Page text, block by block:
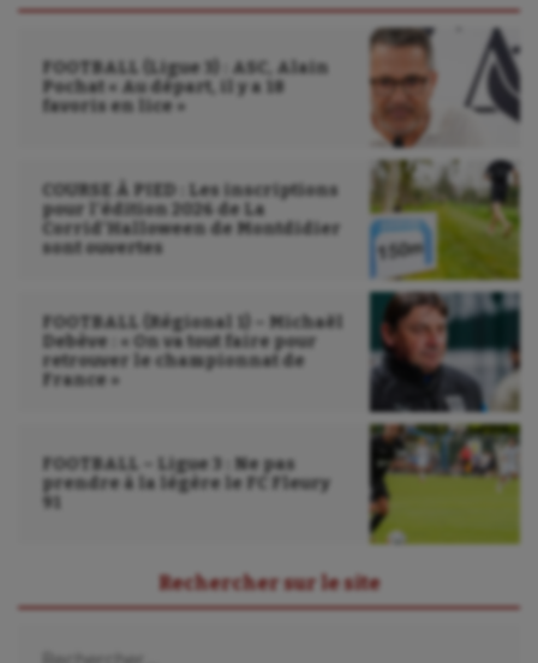
Sarbacane
Sauvetage sportif
Sport adapté
Sport santé
Sport-entreprise
Tir
Ultimate frisbee
Voile
FOOTBALL (Ligue 3) : ASC, Alain
Pochat « Au départ, il y a 18
favoris en lice »
COURSE À PIED : Les inscriptions
pour l’édition 2026 de La
Corrid’Halloween de Montdidier
sont ouvertes
FOOTBALL (Régional 1) – Michaël
Debève : « On va tout faire pour
retrouver le championnat de
France »
FOOTBALL – Ligue 3 : Ne pas
prendre à la légère le FC Fleury
91
Rechercher sur le site